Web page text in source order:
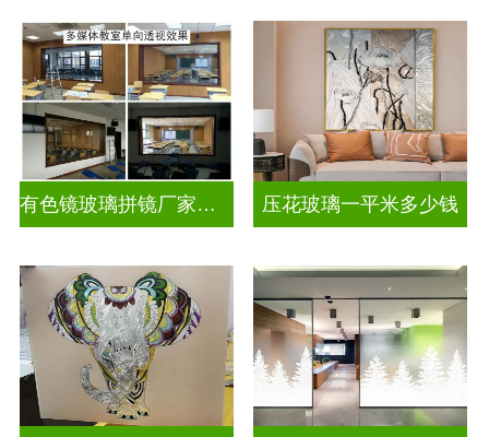
有色镜玻璃拼镜厂家联系方式 压花玻璃一平米多少钱